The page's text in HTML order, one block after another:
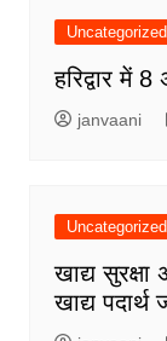
Uncategorized
हरिद्वार में
janvaani
Uncategorized
खाद्य
खाद्य पदार्थ